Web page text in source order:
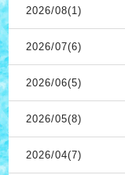
2026/08(1)
2026/07(6)
2026/06(5)
2026/05(8)
2026/04(7)